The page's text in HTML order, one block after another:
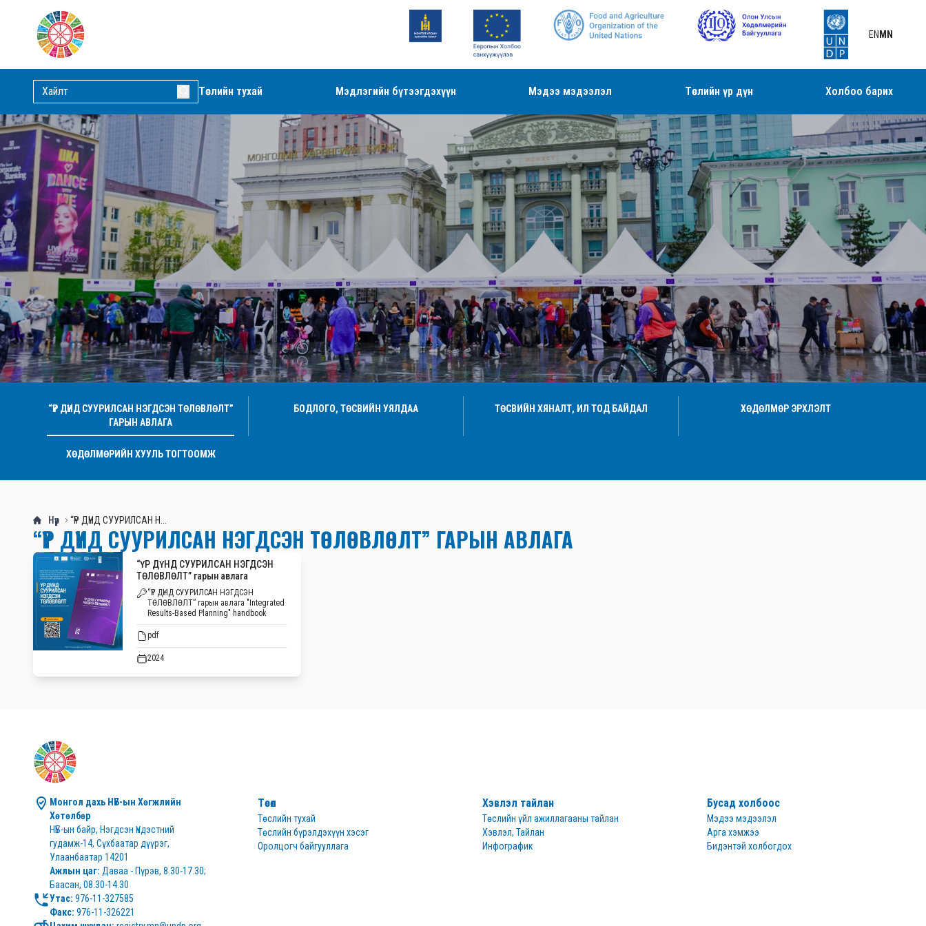
EN MN
Төслийн тухай Мэдлэгийн бүтээгдэхүүн Мэдээ мэдээлэл Төслийн үр дүн Холбоо барих
“ҮР ДҮНД СУУРИЛСАН НЭГДСЭН ТӨЛӨВЛӨЛТ”
ГАРЫН АВЛАГА
БОДЛОГО, ТӨСВИЙН УЯЛДАА ТӨСВИЙН ХЯНАЛТ, ИЛ ТОД БАЙДАЛ ХӨДӨЛМӨР ЭРХЛЭЛТ
ХӨДӨЛМӨРИЙН ХУУЛЬ ТОГТООМЖ
Нүүр “ҮР ДҮНД СУУРИЛСАН Н...
“ҮР ДҮНД СУУРИЛСАН НЭГДСЭН ТӨЛӨВЛӨЛТ” ГАРЫН АВЛАГА
“ҮР ДҮНД СУУРИЛСАН НЭГДСЭН
ТӨЛӨВЛӨЛТ” гарын авлага
“ҮР ДҮНД СУУРИЛСАН НЭГДСЭН
ТӨЛӨВЛӨЛТ” гарын авлага "Integrated
Results-Based Planning" handbook
pdf
2024
Монгол дахь НҮБ-ын Хөгжлийн
Хөтөлбөр
НҮБ-ын байр, Нэгдсэн Үндэстний
гудамж-14, Сүхбаатар дүүрэг,
Улаанбаатар 14201
Ажлын цаг: Даваа - Пүрэв, 8.30-17.30;
Баасан, 08.30-14.30
Утас:
Факс: 976-11-326221
Төсөл
Төслийн тухай
Төслийн бүрэлдэхүүн хэсэг
Оролцогч байгууллага
Хэвлэл тайлан
Төслийн үйл ажиллагааны тайлан
Хэвлэл, Тайлан
Инфографик
Бусад холбоос
Мэдээ мэдээлэл
Арга хэмжээ
Бидэнтэй холбогдох